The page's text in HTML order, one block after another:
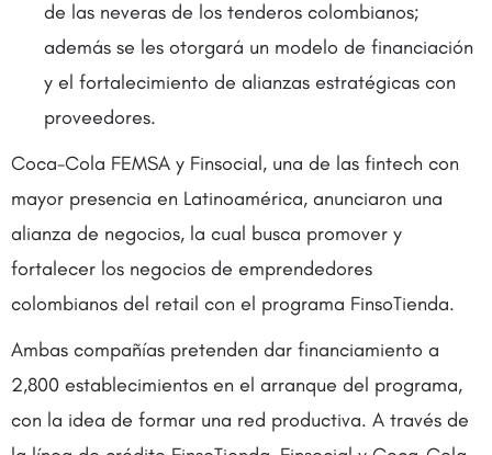
de las neveras de los tenderos colombianos;
además se les otorgará un modelo de financiación
y el fortalecimiento de alianzas estratégicas con
proveedores.
Coca-Cola FEMSA y Finsocial, una de las fintech con
mayor presencia en Latinoamérica, anunciaron una
alianza de negocios, la cual busca promover y
fortalecer los negocios de emprendedores
colombianos del retail con el programa FinsoTienda.
Ambas compañías pretenden dar financiamiento a
2,800 establecimientos en el arranque del programa,
con la idea de formar una red productiva. A través de